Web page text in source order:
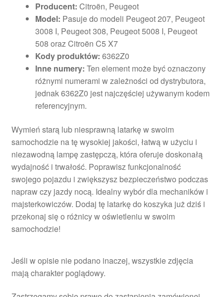
Producent: Citroën, Peugeot
Model: Pasuje do modeli Peugeot 207, Peugeot
3008 I, Peugeot 308, Peugeot 5008 I, Peugeot
508 oraz Citroën C5 X7
Kody produktów: 6362Z0
Inne numery: Ten element może być oznaczony
różnymi numerami w zależności od dystrybutora,
jednak 6362Z0 jest najczęściej używanym kodem
referencyjnym.
Wymień starą lub niesprawną latarkę w swoim
samochodzie na tę wysokiej jakości, łatwą w użyciu i
niezawodną lampę zastępczą, która oferuje doskonałą
wydajność i trwałość. Poprawisz funkcjonalność
swojego pojazdu i zwiększysz bezpieczeństwo podczas
napraw czy jazdy nocą. Idealny wybór dla mechaników i
majsterkowiczów. Dodaj tę latarkę do koszyka już dziś i
przekonaj się o różnicy w oświetleniu w swoim
samochodzie!
Jeśli w opisie nie podano inaczej, wszystkie zdjęcia
mają charakter poglądowy.